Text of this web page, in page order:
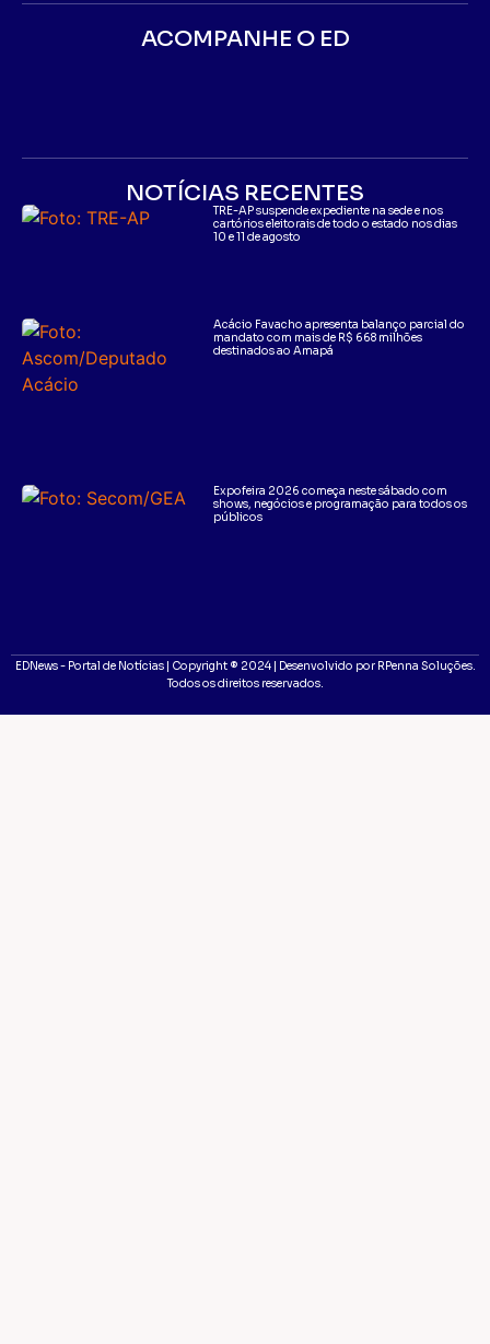
ACOMPANHE O ED
NOTÍCIAS RECENTES
TRE-AP suspende expediente na sede e nos
cartórios eleitorais de todo o estado nos dias
10 e 11 de agosto
Acácio Favacho apresenta balanço parcial do
mandato com mais de R$ 668 milhões
destinados ao Amapá
Expofeira 2026 começa neste sábado com
shows, negócios e programação para todos os
públicos
EDNews - Portal de Notícias | Copyright ® 2024 | Desenvolvido por RPenna Soluções.
Todos os direitos reservados.